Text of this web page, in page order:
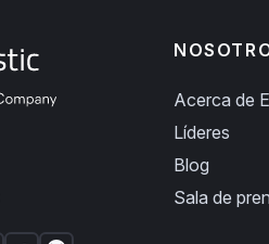
Acerca de
Líderes
Blog
Sala de